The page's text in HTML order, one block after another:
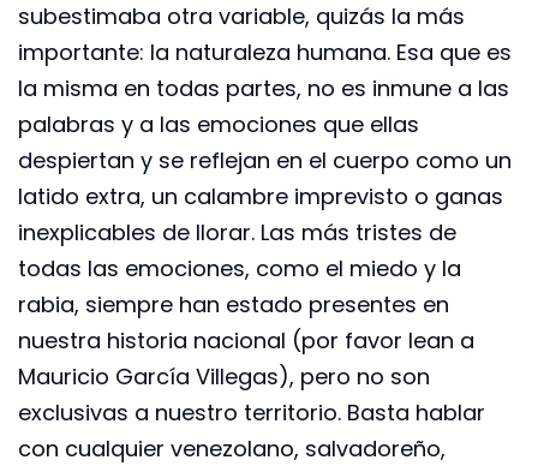
subestimaba otra variable, quizás la más
importante: la naturaleza humana. Esa que es
la misma en todas partes, no es inmune a las
palabras y a las emociones que ellas
despiertan y se reflejan en el cuerpo como un
latido extra, un calambre imprevisto o ganas
inexplicables de llorar. Las más tristes de
todas las emociones, como el miedo y la
rabia, siempre han estado presentes en
nuestra historia nacional (por favor lean a
Mauricio García Villegas), pero no son
exclusivas a nuestro territorio. Basta hablar
con cualquier venezolano, salvadoreño,